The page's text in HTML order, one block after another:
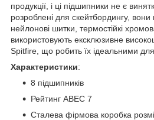
продукції, і ці підшипники не є
розроблені для скейтбордингу, вони
нейлонові шитки, термостійкі
використовують ексклюзивне
Spitfire, що робить їх ідеальними
Характеристики:
8 підшипників
Рейтинг ABEC 7
Сталева фірмова коробка